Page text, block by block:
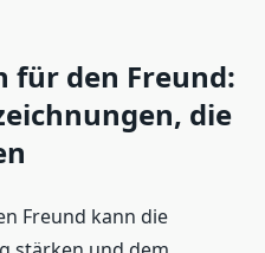
für den Freund:
die
Freund kann die